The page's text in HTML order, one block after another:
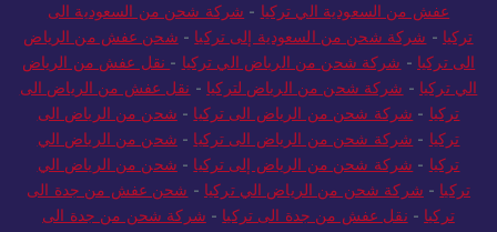
عفش من السعودية الي تركيا - شركة شحن من السعودية الى
تركيا - شركة شحن من السعودية إلى تركيا - شحن عفش من الرياض
الى تركيا - شركة شحن من الرياض الي تركيا - نقل عفش من الرياض
الي تركيا - شركة شحن من الرياض لتركيا - نقل عفش من الرياض الى
تركيا - شركة شحن من الرياض الى تركيا - شحن من الرياض الى
تركيا - شركة شحن من الرياض الى تركيا - شحن من الرياض الي
تركيا - شركة شحن من الرياض إلى تركيا - شحن من الرياض الي
تركيا - شركة شحن من الرياض الي تركيا - شحن عفش من جدة الى
تركيا - نقل عفش من جدة الى تركيا - شركة شحن من جدة الى